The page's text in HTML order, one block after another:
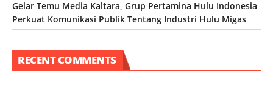
Gelar Temu Media Kaltara, Grup Pertamina Hulu Indonesia
Perkuat Komunikasi Publik Tentang Industri Hulu Migas
RECENT COMMENTS